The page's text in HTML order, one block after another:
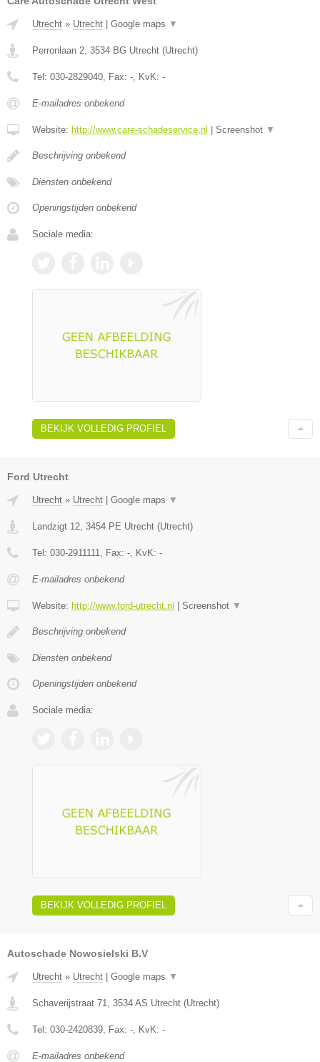
Utrecht » Utrecht | Google maps ▼
Perronlaan 2 3534 BG Utrecht (Utrecht)
Tel: 030-2829040 , Fax: - , KvK: -
E-mailadres onbekend
Website: http://www.care-schadeservice.nl | Screenshot ▼
Beschrijving onbekend
Diensten onbekend
Openingstijden onbekend
Sociale media:
BEKIJK VOLLEDIG PROFIEL
Ford Utrecht
Utrecht » Utrecht Google maps ▼
Landzigt 12, 3454 PE Utrecht (Utrecht)
Tel: 030-2911111, Fax: -, KvK: -
E-mailadres onbekend
Website: http://www.ford-utrecht.nl Screenshot ▼
Beschrijving onbekend
Diensten onbekend
Openingstijden onbekend
Sociale media:
BEKIJK VOLLEDIG PROFIEL
Autoschade Nowosielski B.V
Utrecht » Utrecht Google maps ▼
Schaverijstraat 71 3534 AS Utrecht (Utrecht)
Tel: 030-2420839 , Fax: - , KvK: -
E-mailadres onbekend